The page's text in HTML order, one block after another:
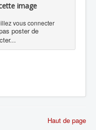
image
vous connecter
poster de
Haut de page